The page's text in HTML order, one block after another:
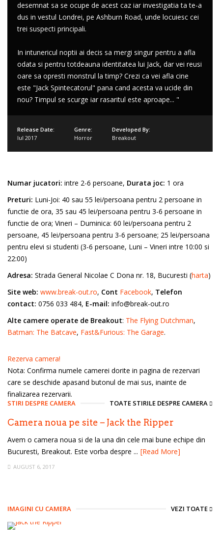
desemnat sa se ocupe de acest caz iar investigatia ta te-a
dus in vestul Londrei, pe Ashburn Road, unde locuiesc cei
trei suspecti principali.
In intunericul noptii ai decis sa mergi singur pentru a afla
odata si pentru totdeauna identitatea lui Jack, dar vei reusi
oare sa opresti monstrul la timp? Crezi ca vei afla cine
este "Jack Spintecatorul" pana cand acesta va ucide din
nou? Timpul se scurge iar rasaritul este aproape... "
Release Date:
Iul 2017
Genre:
Horror
Developed By:
Breakout
Numar jucatori: intre 2-6 persoane, Durata joc: 1 ora
Preturi: Luni-Joi: 40 sau 55 lei/persoana pentru 2 persoane in
functie de ora, 35 sau 45 lei/persoana pentru 3-6 persoane in
functie de ora; Vineri – Duminica: 60 lei/persoana pentru 2
persoane, 45 lei/persoana pentru 3-6 persoane; 25 lei/persoana
pentru elevi si studenti (3-6 persoane, Luni – Vineri intre 10:00 si
22:00)
Adresa: Strada General Nicolae C Dona nr. 18, Bucuresti (harta)
Site web: www.break-out.ro, Cont Facebook, Telefon
contact: 0756 033 484, E-mail: info@break-out.ro
Alte camere operate de Breakout: The Flying Dutchman,
Batman: The Batcave, Fast&Furious: The Garage.
Rezerva camera!
Nota: Confirma numele camerei dorite in pagina de rezervari
care se deschide apasand butonul de mai sus, inainte de
finalizarea rezervarii.
STIRI DESPRE CAMERA TOATE STIRILE DESPRE CAMERA
Camera noua pe site – Jack the Ripper
Avem o camera noua si de la una din cele mai bune echipe din
Bucuresti, Breakout. Este vorba despre ... [Read More]
AUGUST 6, 2017
IMAGINI CU CAMERA VEZI TOATE